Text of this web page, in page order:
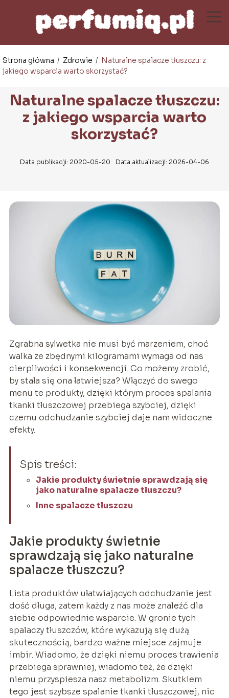
Strona główna / Zdrowie / Naturalne spalacze tłuszczu: z
jakiego wsparcia warto skorzystać?
Naturalne spalacze tłuszczu:
z jakiego wsparcia warto
skorzystać?
Data publikacji: 2020-05-20 Data aktualizacji: 2026-04-06
Zgrabna sylwetka nie musi być marzeniem, choć
walka ze zbędnymi kilogramami wymaga od nas
cierpliwości i konsekwencji. Co możemy zrobić,
by stała się ona łatwiejsza? Włączyć do swego
menu te produkty, dzięki którym proces spalania
tkanki tłuszczowej przebiega szybciej, dzięki
czemu odchudzanie szybciej daje nam widoczne
efekty.
Spis treści:
Jakie produkty świetnie sprawdzają się
jako naturalne spalacze tłuszczu?
Inne spalacze tłuszczu
Jakie produkty świetnie
sprawdzają się jako naturalne
spalacze tłuszczu?
Lista produktów ułatwiających odchudzanie jest
dość długa, zatem każdy z nas może znaleźć dla
siebie odpowiednie wsparcie. W gronie tych
spalaczy tłuszczów, które wykazują się dużą
skutecznością, bardzo ważne miejsce zajmuje
imbir. Wiadomo, że dzięki niemu proces trawienia
przebiega sprawniej, wiadomo też, że dzięki
niemu przyspiesza nasz metabolizm. Skutkiem
tego jest szybsze spalanie tkanki tłuszczowej, nic